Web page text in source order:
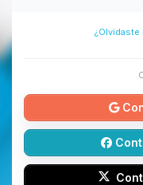
¿Olvidaste